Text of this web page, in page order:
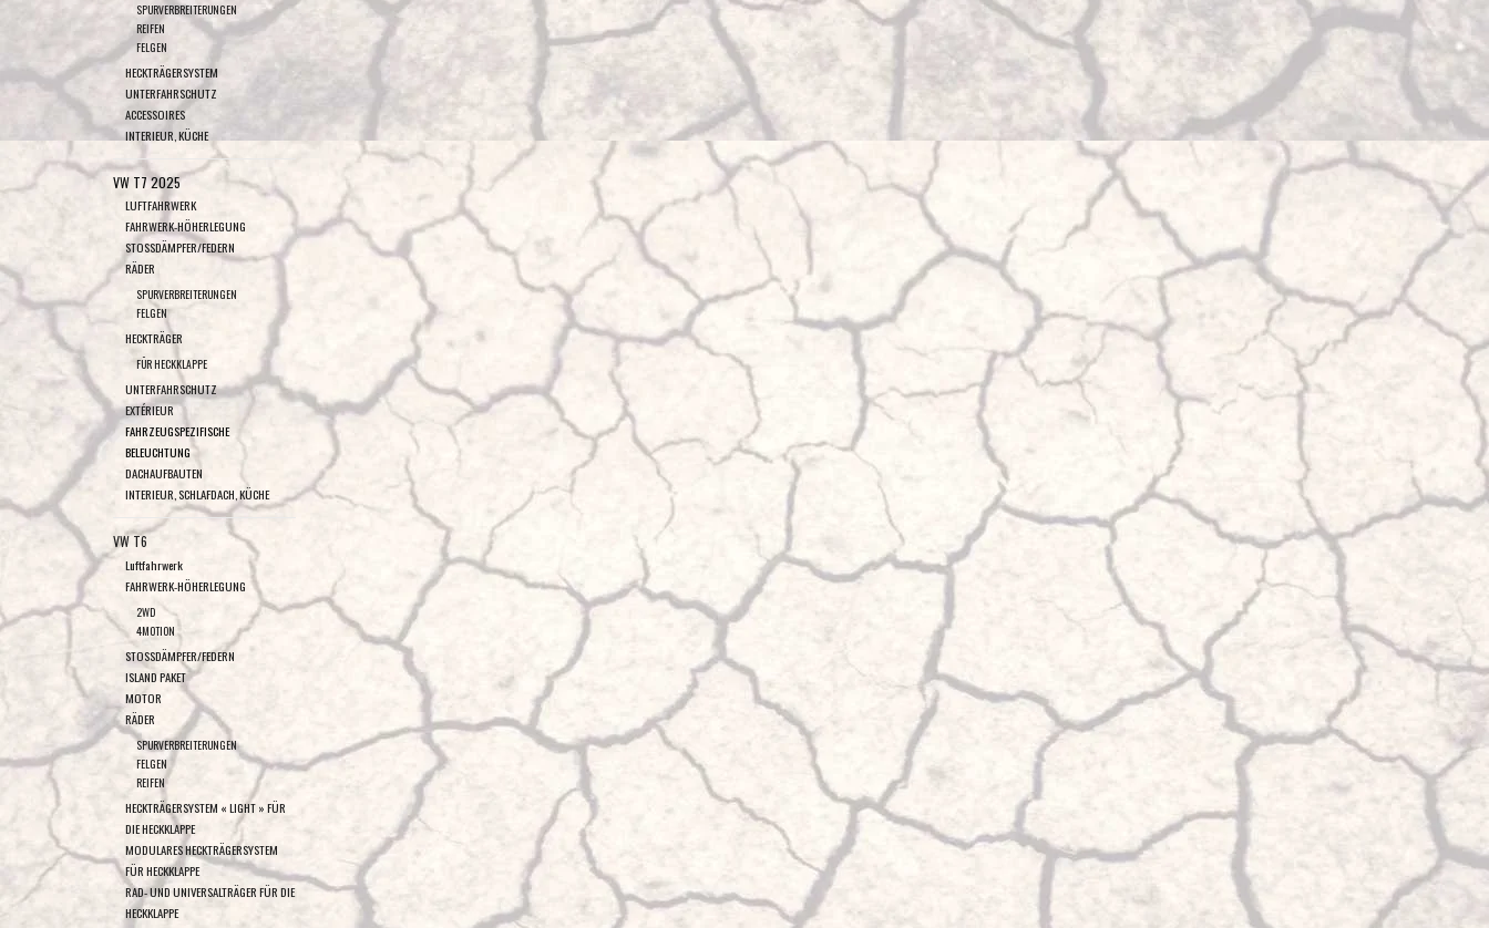
SPURVERBREITERUNGEN
REIFEN
FELGEN
HECKTRÄGERSYSTEM
UNTERFAHRSCHUTZ
ACCESSOIRES
INTERIEUR, KÜCHE
VW T7 2025
LUFTFAHRWERK
FAHRWERK-HÖHERLEGUNG
STOSSDÄMPFER/FEDERN
RÄDER
SPURVERBREITERUNGEN
FELGEN
HECKTRÄGER
FÜR HECKKLAPPE
UNTERFAHRSCHUTZ
EXTÉRIEUR
FAHRZEUGSPEZIFISCHE
BELEUCHTUNG
DACHAUFBAUTEN
INTERIEUR, SCHLAFDACH, KÜCHE
VW T6
Luftfahrwerk
FAHRWERK-HÖHERLEGUNG
2WD
4MOTION
STOSSDÄMPFER/FEDERN
ISLAND PAKET
MOTOR
RÄDER
SPURVERBREITERUNGEN
FELGEN
REIFEN
HECKTRÄGERSYSTEM « LIGHT » FÜR
DIE HECKKLAPPE
MODULARES HECKTRÄGERSYSTEM
FÜR HECKKLAPPE
RAD- UND UNIVERSALTRÄGER FÜR DIE
HECKKLAPPE